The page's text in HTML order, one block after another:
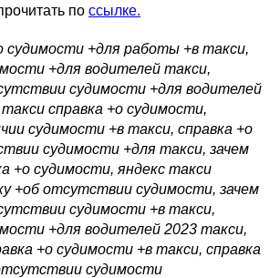
по ссылке.
судимости +для работы +в такси,
+для водителей такси,
судимости +для водителей
справка +о судимости,
судимости +в такси, справка +о
судимости +для такси, зачем
+о судимости, яндекс такси
+об отсутствии судимости, зачем
судимости +в такси,
+для водителей 2023 такси,
+о судимости +в такси, справка
судимости